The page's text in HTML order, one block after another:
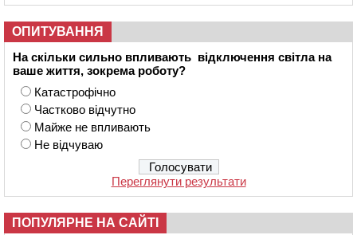
ОПИТУВАННЯ
На скільки сильно впливають відключення світла на
ваше життя, зокрема роботу?
Катастрофічно
Частково відчутно
Майже не впливають
Не відчуваю
Переглянути результати
ПОПУЛЯРНЕ НА САЙТІ